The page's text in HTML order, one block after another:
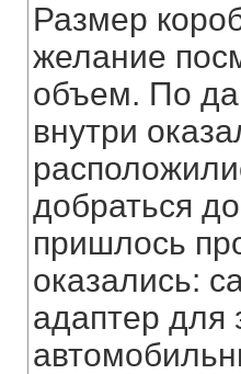
Размер
желание
объем. По
внутри
добраться
пришлось
оказались:
адаптер для